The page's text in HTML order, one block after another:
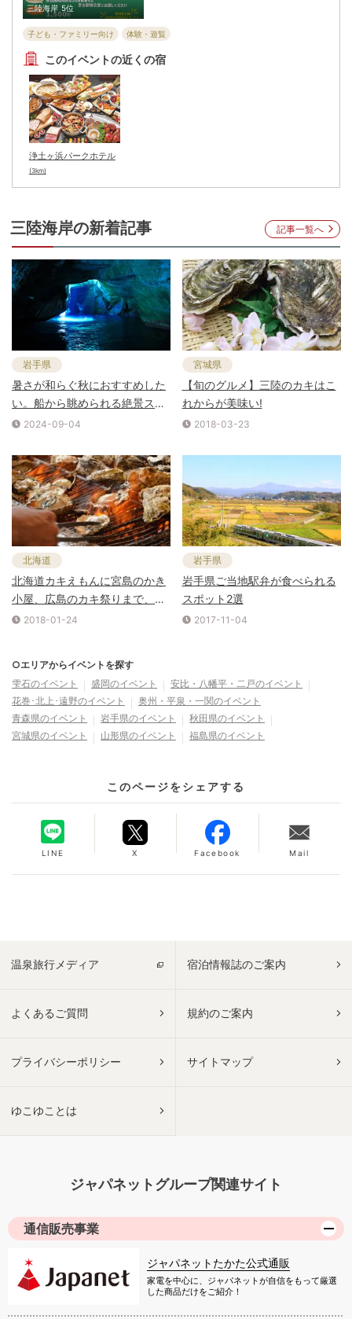
三陸海岸 5位
子ども・ファミリー向け 体験・遊覧
このイベントの近くの宿
浄土ヶ浜パークホテル
(3km)
三陸海岸の新着記事 記事一覧へ
岩手県
暑さが和らぐ秋におすすめした
い。船から眺められる絶景スポ
ット5選
2024-09-04
宮城県
【旬のグルメ】三陸のカキはこ
れからが美味い!
2018-03-23
北海道
北海道カキえもんに宮島のかき
小屋、広島のカキ祭りまで、全
国の三大牡蠣スポット
2018-01-24
岩手県
岩手県ご当地駅弁が食べられる
スポット2選
2017-11-04
○エリアからイベントを探す
雫石のイベント 盛岡のイベント 安比・八幡平・二戸のイベント
花巻･北上･遠野のイベント 奥州・平泉・一関のイベント
青森県のイベント 岩手県のイベント 秋田県のイベント
宮城県のイベント 山形県のイベント 福島県のイベント
このページをシェアする
LINE X Facebook Mail
温泉旅行メディア 宿泊情報誌のご案内
よくあるご質問 規約のご案内
プライバシーポリシー サイトマップ
ゆこゆことは
ジャパネットグループ関連サイト
通信販売事業
ジャパネットたかた公式通販
家電を中心に、ジャパネットが自信をもって厳選
した商品だけをご紹介！